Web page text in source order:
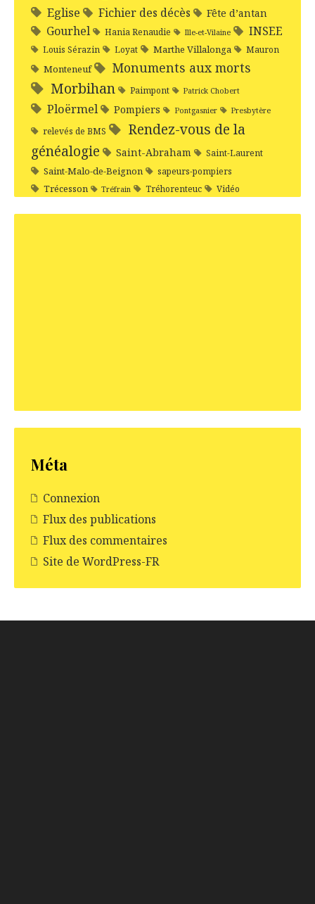
Eglise Fichier des décès Fête d’antan
Gourhel Hania Renaudie Ille-et-Vilaine INSEE
Louis Sérazin Loyat Marthe Villalonga Mauron
Monteneuf Monuments aux morts
Morbihan Paimpont Patrick Chobert
Ploërmel Pompiers Pontgasnier Presbytère
relevés de BMS
Rendez-vous de la
généalogie
Saint-Abraham Saint-Laurent
Saint-Malo-de-Beignon sapeurs-pompiers
Trécesson Tréfrain Tréhorenteuc Vidéo
Méta
Connexion
Flux des publications
Flux des commentaires
Site de WordPress-FR